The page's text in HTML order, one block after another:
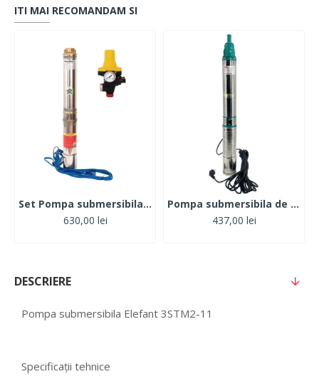
ITI MAI RECOMANDAM SI
Set Pompa submersibila 1.1kW, 120, 1tol, MFE 4STM4-8 + Presostat electronic automat
630,00 lei
Pompa submersibila de mare adancime, DDT, QJD120-1.5, 1500 W, Inox, 8 turbine
437,00 lei
DESCRIERE
Pompa submersibila Elefant 3STM2-11
Specificații tehnice